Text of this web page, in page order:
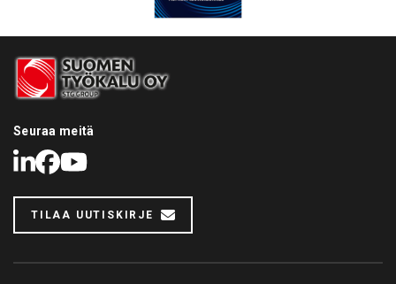
Seuraa meitä
LinkedIn
Facebook
Youtube
TILAA UUTISKIRJE